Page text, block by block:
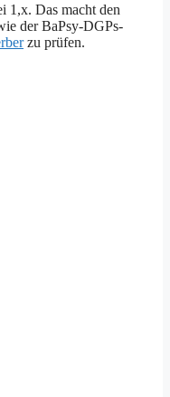
1,x. Das macht den
der BaPsy-DGPs-
zu prüfen.